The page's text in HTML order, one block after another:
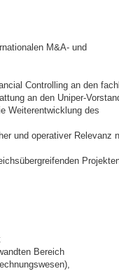
M&A- und
Controlling an den
an den Uniper-
Weiterentwicklung des
und operativer Relevanz
Bereich